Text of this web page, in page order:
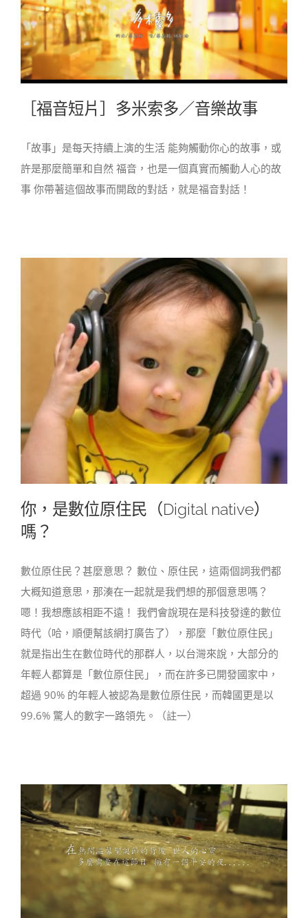
［福音短片］多米索多／音樂故事
「故事」是每天持續上演的生活 能夠觸動你心的故事，或
許是那麼簡單和自然 福音，也是一個真實而觸動人心的故
事 你帶著這個故事而開啟的對話，就是福音對話！
你，是數位原住民（Digital native）
嗎？
數位原住民？甚麼意思？ 數位、原住民，這兩個詞我們都
大概知道意思，那湊在一起就是我們想的那個意思嗎？
嗯！我想應該相距不遠！ 我們會說現在是科技發達的數位
時代（哈，順便幫該網打廣告了），那麼「數位原住民」
就是指出生在數位時代的那群人，以台灣來說，大部分的
年輕人都算是「數位原住民」，而在許多已開發國家中，
超過 90% 的年輕人被認為是數位原住民，而韓國更是以
99.6% 驚人的數字一路領先。（註一）